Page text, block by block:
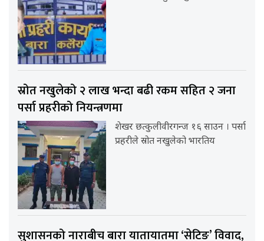
स्रोत नखुलेको २ लाख भन्दा बढी रकम सहित २ जना
पर्सा प्रहरीको नियन्त्रणमा
शेखर छत्कुलीवीरगन्ज १६ साउन । पर्सा
प्रहरीले स्रोत नखुलेको भारतिय
सुशासनको नाराबीच बारा यातायातमा ‘सेटिङ’ विवाद,